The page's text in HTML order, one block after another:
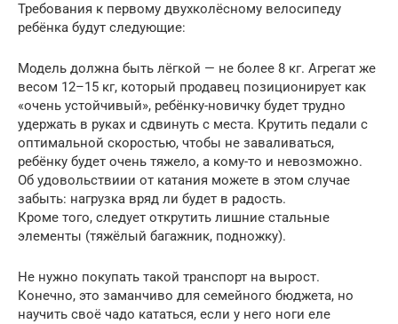
Требования к первому двухколёсному велосипеду
ребёнка будут следующие:
Модель должна быть лёгкой — не более 8 кг. Агрегат же
весом 12–15 кг, который продавец позиционирует как
«очень устойчивый», ребёнку-новичку будет трудно
удержать в руках и сдвинуть с места. Крутить педали с
оптимальной скоростью, чтобы не заваливаться,
ребёнку будет очень тяжело, а кому-то и невозможно.
Об удовольствиии от катания можете в этом случае
забыть: нагрузка вряд ли будет в радость.
Кроме того, следует открутить лишние стальные
элементы (тяжёлый багажник, подножку).
Не нужно покупать такой транспорт на вырост.
Конечно, это заманчиво для семейного бюджета, но
научить своё чадо кататься, если у него ноги еле